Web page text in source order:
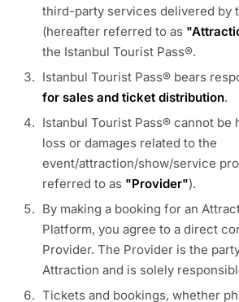
third-party services delivered by
(hereafter referred to as
the Istanbul Tourist Pass®.
Istanbul Tourist Pass® bears
for sales and ticket distribution.
Istanbul Tourist Pass® cannot be
loss or damages related to the
event/attraction/show/service
referred to as "Provider").
By making a booking for an
Platform, you agree to a direct
Provider. The Provider is the
Attraction and is solely
Tickets and bookings, whether